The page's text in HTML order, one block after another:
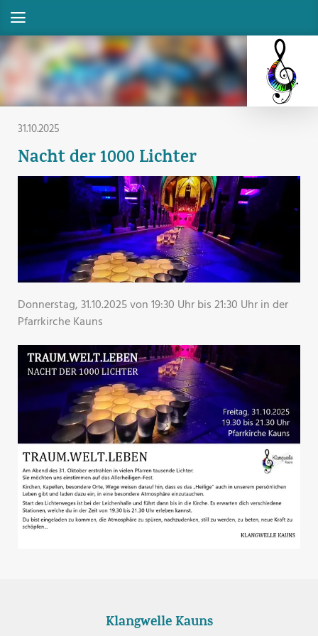
31.10.2025
Nacht der 1000 Lichter
Donnerstag, 31.10.2025 von 19:30 Uhr bis 21:30 Uhr in der
Pfarrkirche Kauns
Klangwelle Kauns